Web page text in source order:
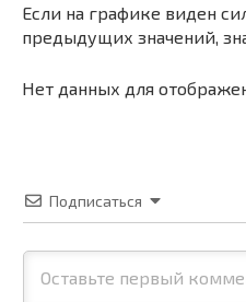
Если на графике виден
предыдущих значений,
Нет данных для
Подписаться